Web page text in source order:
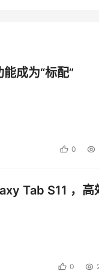
成为“标配”
0
Tab S11 ，高
0